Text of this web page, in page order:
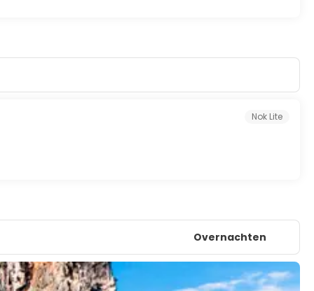
over Pattaya.
en kunstwerken, gebouwd in 1987 ter ere van de 60e
van Keizer Qin Shi Huang, een gouden troon, oude
aantrekken, zoals een ritje op een quad, een
terrein.
Nok Lite
Overnachten